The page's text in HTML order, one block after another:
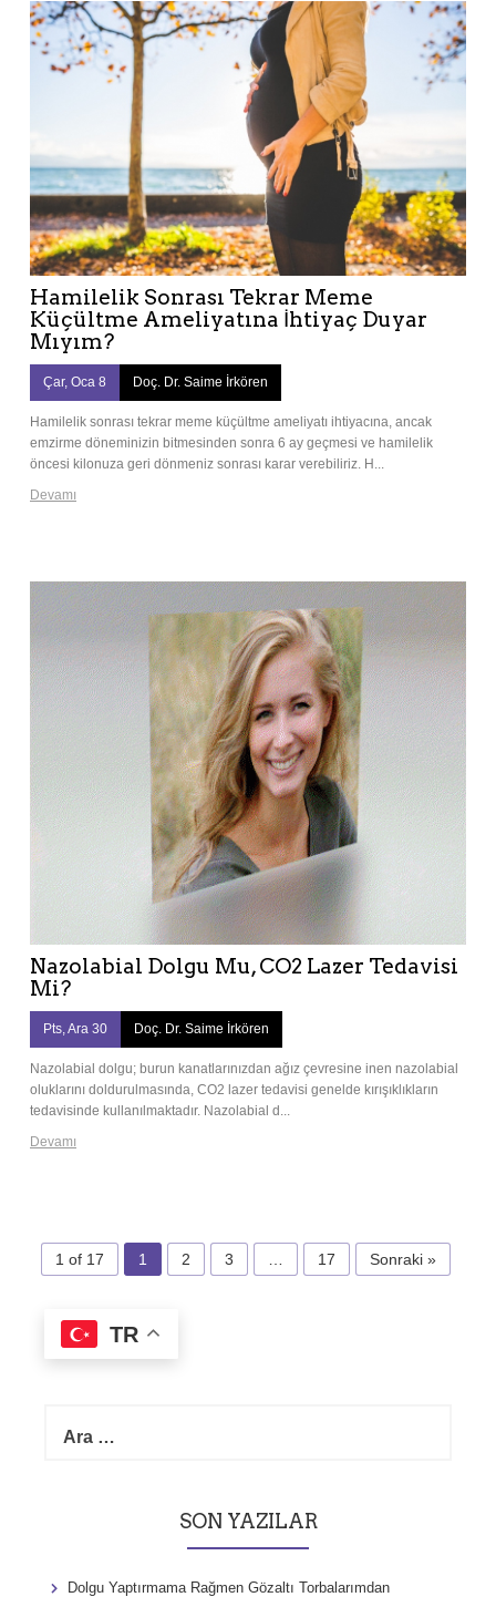
Hamilelik Sonrası Tekrar Meme
Küçültme Ameliyatına İhtiyaç Duyar
Mıyım?
Çar, Oca 8 Doç. Dr. Saime İrkören
Hamilelik sonrası tekrar meme küçültme ameliyatı ihtiyacına, ancak
emzirme döneminizin bitmesinden sonra 6 ay geçmesi ve hamilelik
öncesi kilonuza geri dönmeniz sonrası karar verebiliriz. H...
Devamı
Nazolabial Dolgu Mu, CO2 Lazer Tedavisi
Mi?
Pts, Ara 30 Doç. Dr. Saime İrkören
Nazolabial dolgu; burun kanatlarınızdan ağız çevresine inen nazolabial
oluklarını doldurulmasında, CO2 lazer tedavisi genelde kırışıklıkların
tedavisinde kullanılmaktadır. Nazolabial d...
Devamı
1 of 17 1 2 3 17 Sonraki »
TR
SON YAZILAR
Dolgu Yaptırmama Rağmen Gözaltı Torbalarımdan